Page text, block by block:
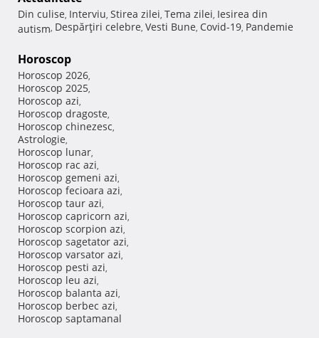
Din culise, Interviu, Stirea zilei, Tema zilei, Iesirea din
autism, Despărţiri celebre, Vesti Bune, Covid-19, Pandemie
Horoscop
Horoscop 2026,
Horoscop 2025,
Horoscop azi,
Horoscop dragoste,
Horoscop chinezesc,
Astrologie,
Horoscop lunar,
Horoscop rac azi,
Horoscop gemeni azi,
Horoscop fecioara azi,
Horoscop taur azi,
Horoscop capricorn azi,
Horoscop scorpion azi,
Horoscop sagetator azi,
Horoscop varsator azi,
Horoscop pesti azi,
Horoscop leu azi,
Horoscop balanta azi,
Horoscop berbec azi,
Horoscop saptamanal